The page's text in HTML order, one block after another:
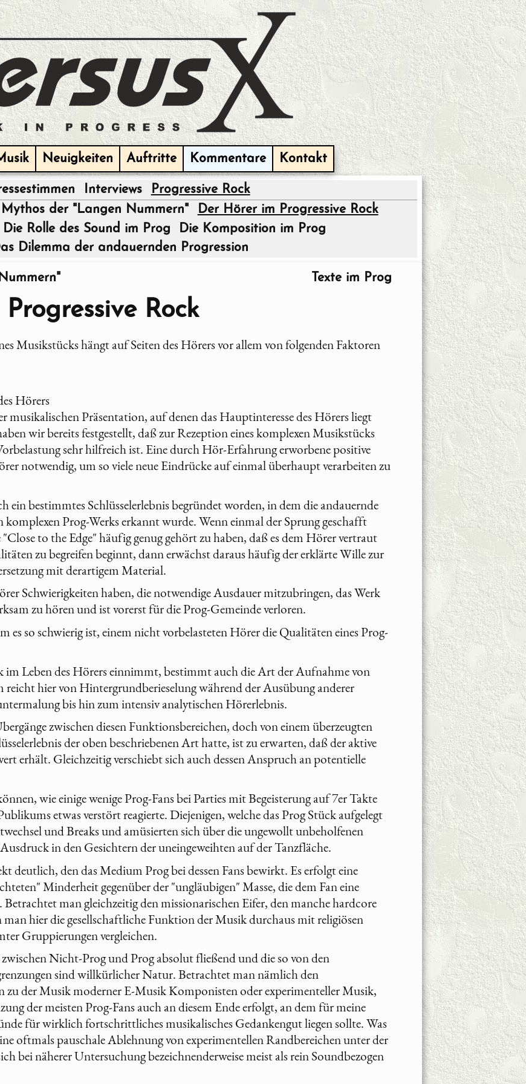
Neuigkeiten Auftritte Kommentare Kontakt
Interviews Progressive Rock
|
Mythos der "Langen Nummern"
Der Hörer im Progressive Rock
Die Rolle des Sound im Prog
Die Komposition im Prog
Dilemma der andauernden Progression
Texte im Prog
Rock
Musikstücks hängt auf Seiten des Hörers vor allem von folgenden Faktoren
Hörers
musikalischen Präsentation, auf denen das Hauptinteresse des Hörers liegt
wir bereits festgestellt, daß zur Rezeption eines komplexen Musikstücks
sehr hilfreich ist. Eine durch Hör-Erfahrung erworbene positive
notwendig, um so viele neue Eindrücke auf einmal überhaupt verarbeiten zu
ein bestimmtes Schlüsselerlebnis begründet worden, in dem die andauernde
Prog-Werks erkannt wurde. Wenn einmal der Sprung geschafft
to the Edge" häufig genug gehört zu haben, daß es dem Hörer vertraut
zu begreifen beginnt, dann erwächst daraus häufig der erklärte Wille zur
mit derartigem Material.
Schwierigkeiten haben, die notwendige Ausdauer mitzubringen, das Werk
zu hören und ist vorerst für die Prog-Gemeinde verloren.
es so schwierig ist, einem nicht vorbelasteten Hörer die Qualitäten eines Prog-
Leben des Hörers einnimmt, bestimmt auch die Art der Aufnahme von
hier von Hintergrundberieselung während der Ausübung anderer
bis hin zum intensiv analytischen Hörerlebnis.
zwischen diesen Funktionsbereichen, doch von einem überzeugten
der oben beschriebenen Art hatte, ist zu erwarten, daß der aktive
erhält. Gleichzeitig verschiebt sich auch dessen Anspruch an potentielle
wie einige wenige Prog-Fans bei Parties mit Begeisterung auf 7er Takte
etwas verstört reagierte. Diejenigen, welche das Prog Stück aufgelegt
und Breaks und amüsierten sich über die ungewollt unbeholfenen
in den Gesichtern der uneingeweihten auf der Tanzfläche.
deutlich, den das Medium Prog bei dessen Fans bewirkt. Es erfolgt eine
Minderheit gegenüber der "ungläubigen" Masse, die dem Fan eine
Betrachtet man gleichzeitig den missionarischen Eifer, den manche hardcore
man hier die gesellschaftliche Funktion der Musik durchaus mit religiösen
Gruppierungen vergleichen.
Nicht-Prog und Prog absolut fließend und die so von den
sind willkürlicher Natur. Betrachtet man nämlich den
zu der Musik moderner E-Musik Komponisten oder experimenteller Musik,
der meisten Prog-Fans auch an diesem Ende erfolgt, an dem für meine
für wirklich fortschrittliches musikalisches Gedankengut liegen sollte. Was
oftmals pauschale Ablehnung von experimentellen Randbereichen unter der
bei näherer Untersuchung bezeichnenderweise meist als rein Soundbezogen